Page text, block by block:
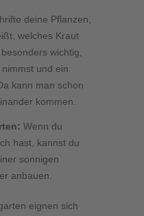
deine Pflanzen,
welches Kraut
wichtig,
und ein
kann man schon
kommen.
Wenn du
hast, kannst du
sonnigen
anbauen.
eignen sich